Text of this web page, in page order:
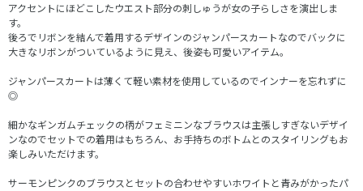
アクセントにほどこしたウエスト部分の刺しゅうが女の子らしさを演出しま
す。
後ろでリボンを結んで着用するデザインのジャンパースカートなのでバックに
大きなリボンがついているように見え、後姿も可愛いアイテム。
ジャンパースカートは薄くて軽い素材を使用しているのでインナーを忘れずに
◎
細かなギンガムチェックの柄がフェミニンなブラウスは主張しすぎないデザイ
ンなのでセットでの着用はもちろん、お手持ちのボトムとのスタイリングもお
楽しみいただけます。
サーモンピンクのブラウスとセットの合わせやすいホワイトと青みがかったパ